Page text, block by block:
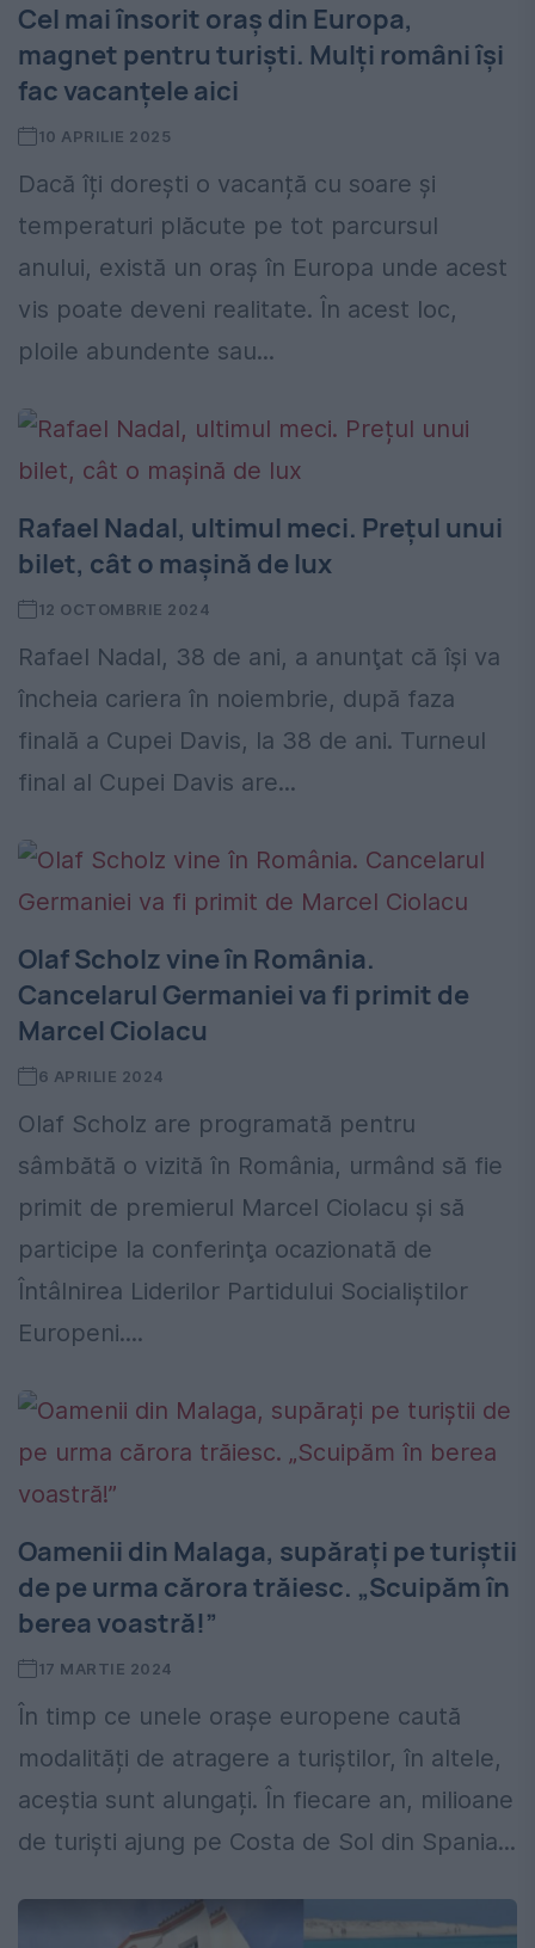
Cel mai însorit oraș din Europa,
magnet pentru turiști. Mulți români își
fac vacanțele aici
10 APRILIE 2025
Dacă îți dorești o vacanță cu soare și
temperaturi plăcute pe tot parcursul
anului, există un oraș în Europa unde acest
vis poate deveni realitate. În acest loc,
ploile abundente sau...
Rafael Nadal, ultimul meci. Prețul unui
bilet, cât o mașină de lux
12 OCTOMBRIE 2024
Rafael Nadal, 38 de ani, a anunţat că îşi va
încheia cariera în noiembrie, după faza
finală a Cupei Davis, la 38 de ani. Turneul
final al Cupei Davis are...
Olaf Scholz vine în România.
Cancelarul Germaniei va fi primit de
Marcel Ciolacu
6 APRILIE 2024
Olaf Scholz are programată pentru
sâmbătă o vizită în România, urmând să fie
primit de premierul Marcel Ciolacu şi să
participe la conferinţa ocazionată de
Întâlnirea Liderilor Partidului Socialiştilor
Europeni....
Oamenii din Malaga, supărați pe turiștii
de pe urma cărora trăiesc. „Scuipăm în
berea voastră!”
17 MARTIE 2024
În timp ce unele orașe europene caută
modalități de atragere a turiștilor, în altele,
aceștia sunt alungați. În fiecare an, milioane
de turiști ajung pe Costa de Sol din Spania...